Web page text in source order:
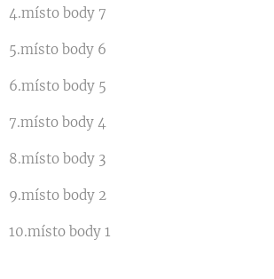
4.místo body 7
5.místo body 6
6.místo body 5
7.místo body 4
8.místo body 3
9.místo body 2
10.místo body 1